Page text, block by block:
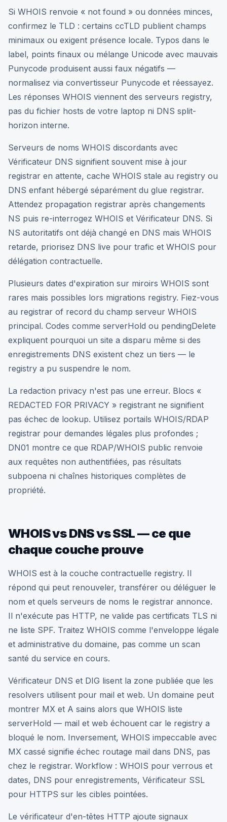
Si WHOIS renvoie « not found » ou données minces,
confirmez le TLD : certains ccTLD publient champs
minimaux ou exigent présence locale. Typos dans le
label, points finaux ou mélange Unicode avec mauvais
Punycode produisent aussi faux négatifs —
normalisez via convertisseur Punycode et réessayez.
Les réponses WHOIS viennent des serveurs registry,
pas du fichier hosts de votre laptop ni DNS split-
horizon interne.
Serveurs de noms WHOIS discordants avec
Vérificateur DNS signifient souvent mise à jour
registrar en attente, cache WHOIS stale au registry ou
DNS enfant hébergé séparément du glue registrar.
Attendez propagation registrar après changements
NS puis re-interrogez WHOIS et Vérificateur DNS. Si
NS autoritatifs ont déjà changé en DNS mais WHOIS
retarde, priorisez DNS live pour trafic et WHOIS pour
délégation contractuelle.
Plusieurs dates d'expiration sur miroirs WHOIS sont
rares mais possibles lors migrations registry. Fiez-vous
au registrar of record du champ serveur WHOIS
principal. Codes comme serverHold ou pendingDelete
expliquent pourquoi un site a disparu même si des
enregistrements DNS existent chez un tiers — le
registry a pu suspendre le nom.
La redaction privacy n'est pas une erreur. Blocs «
REDACTED FOR PRIVACY » registrant ne signifient
pas échec de lookup. Utilisez portails WHOIS/RDAP
registrar pour demandes légales plus profondes ;
DN01 montre ce que RDAP/WHOIS public renvoie
aux requêtes non authentifiées, pas résultats
subpoena ni chaînes historiques complètes de
propriété.
WHOIS vs DNS vs SSL — ce que
chaque couche prouve
WHOIS est à la couche contractuelle registry. Il
répond qui peut renouveler, transférer ou déléguer le
nom et quels serveurs de noms le registrar annonce.
Il n'exécute pas HTTP, ne valide pas certificats TLS ni
ne liste SPF. Traitez WHOIS comme l'enveloppe légale
et administrative du domaine, pas comme un scan
santé du service en cours.
Vérificateur DNS et DIG lisent la zone publiée que les
resolvers utilisent pour mail et web. Un domaine peut
montrer MX et A sains alors que WHOIS liste
serverHold — mail et web échouent car le registry a
bloqué le nom. Inversement, WHOIS impeccable avec
MX cassé signifie échec routage mail dans DNS, pas
chez le registrar. Workflow : WHOIS pour verrous et
dates, DNS pour enregistrements, Vérificateur SSL
pour HTTPS sur les cibles pointées.
Le vérificateur d'en-têtes HTTP ajoute signaux